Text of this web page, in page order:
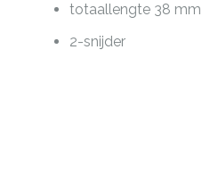
totaallengte 38 mm
2-snijder